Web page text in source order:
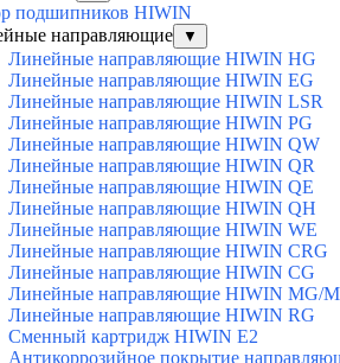
подшипников HIWIN
направляющие
▼
Линейные направляющие HIWIN HG
Линейные направляющие HIWIN EG
Линейные направляющие HIWIN LSR
Линейные направляющие HIWIN PG
Линейные направляющие HIWIN QW
Линейные направляющие HIWIN QR
Линейные направляющие HIWIN QE
Линейные направляющие HIWIN QH
Линейные направляющие HIWIN WE
Линейные направляющие HIWIN CRG
Линейные направляющие HIWIN CG
Линейные направляющие HIWIN MG/
Линейные направляющие HIWIN RG
Сменный картридж HIWIN E2
Антикоррозийное покрытие